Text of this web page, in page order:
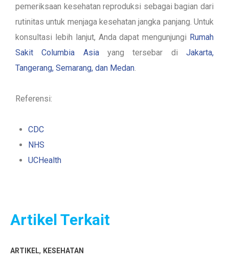
pemeriksaan kesehatan reproduksi sebagai bagian dari
rutinitas untuk menjaga kesehatan jangka panjang. Untuk
konsultasi lebih lanjut, Anda dapat mengunjungi Rumah
Sakit Columbia Asiayang tersebar diJakarta,
Tangerang, Semarang, dan Medan.
Referensi:
CDC
NHS
UCHealth
Artikel Terkait
ARTIKEL, KESEHATAN